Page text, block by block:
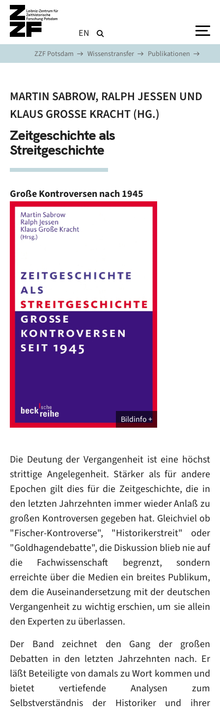
Direkt zum Inhalt
EN
ZZF Potsdam Wissenstransfer Publikationen
MARTIN SABROW, RALPH JESSEN UND
KLAUS GROSSE KRACHT (HG.)
Zeitgeschichte als
Streitgeschichte
Große Kontroversen nach 1945
Bildinfo
Die Deutung der Vergangenheit ist eine höchst
strittige Angelegenheit. Stärker als für andere
Epochen gilt dies für die Zeitgeschichte, die in
den letzten Jahrzehnten immer wieder Anlaß zu
großen Kontroversen gegeben hat. Gleichviel ob
"Fischer-Kontroverse", "Historikerstreit" oder
"Goldhagendebatte", die Diskussion blieb nie auf
die Fachwissenschaft begrenzt, sondern
erreichte über die Medien ein breites Publikum,
dem die Auseinandersetzung mit der deutschen
Vergangenheit zu wichtig erschien, um sie allein
den Experten zu überlassen.
Der Band zeichnet den Gang der großen
Debatten in den letzten Jahrzehnten nach. Er
läßt Beteiligte von damals zu Wort kommen und
bietet vertiefende Analysen zum
Selbstverständnis der Historiker und ihrer